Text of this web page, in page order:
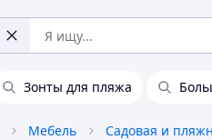
Зонты для пляжа
Мебель Садовая и